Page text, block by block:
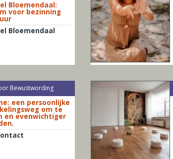
Bloemendaal:
voor bezinning
Bloemendaal
Bewustwording
een persoonlijke
om te
en evenwichtiger